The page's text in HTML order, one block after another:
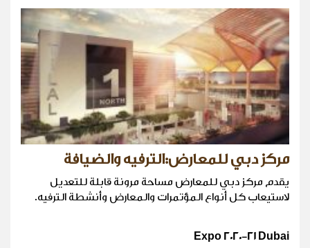
مركز دبي للمعارض:الترفيه والضيافة
يقدم مركز دبي للمعارض مساحة مرونة قابلة للتعديل
لاستيعاب كل أنواع المؤتمرات والمعارض وأنشطة الترفيه.
Expo 2020-21 Dubai